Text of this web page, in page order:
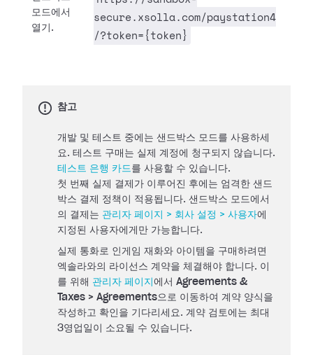
모드에서
열기.
secure.xsolla.com/paystation4
/?token={token}
참고
개발 및 테스트 중에는 샌드박스 모드를 사용하세
요. 테스트 구매는 실제 계정에 청구되지 않습니다.
테스트 은행 카드를 사용할 수 있습니다.
첫 번째 실제 결제가 이루어진 후에는 엄격한 샌드
박스 결제 정책이 적용됩니다. 샌드박스 모드에서
의 결제는 관리자 페이지 > 회사 설정 > 사용자에
지정된 사용자에게만 가능합니다.
실제 통화로 인게임 재화와 아이템을 구매하려면
엑솔라와의 라이선스 계약을 체결해야 합니다. 이
를 위해 관리자 페이지 에서 Agreements &
Taxes > Agreements으로 이동하여 계약 양식을
작성하고 확인을 기다리세요. 계약 검토에는 최대
3영업일이 소요될 수 있습니다.